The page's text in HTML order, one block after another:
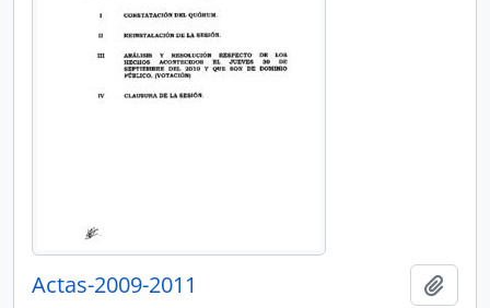
Actas-2009-2011